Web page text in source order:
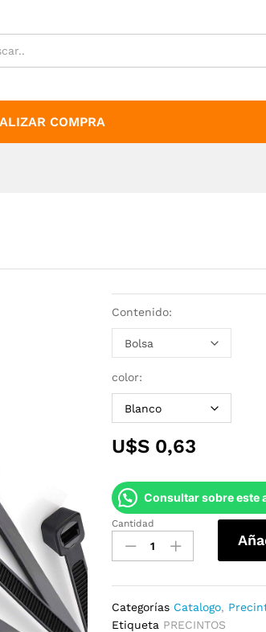
COMPRA
Contenido:
color:
U$S 0,63
Consultar sobre este
Precintos
19mm
x
Cantidad
Categorías Catalogo,
Etiqueta PRECINTOS